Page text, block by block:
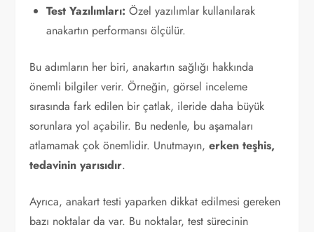
Test Yazılımları: Özel yazılımlar kullanılarak
anakartın performansı ölçülür.
Bu adımların her biri, anakartın sağlığı hakkında
önemli bilgiler verir. Örneğin, görsel inceleme
sırasında fark edilen bir çatlak, ileride daha büyük
sorunlara yol açabilir. Bu nedenle, bu aşamaları
atlamamak çok önemlidir. Unutmayın,erken teşhis,
tedavinin yarısıdır.
Ayrıca, anakart testi yaparken dikkat edilmesi gereken
bazı noktalar da var. Bu noktalar, test sürecinin